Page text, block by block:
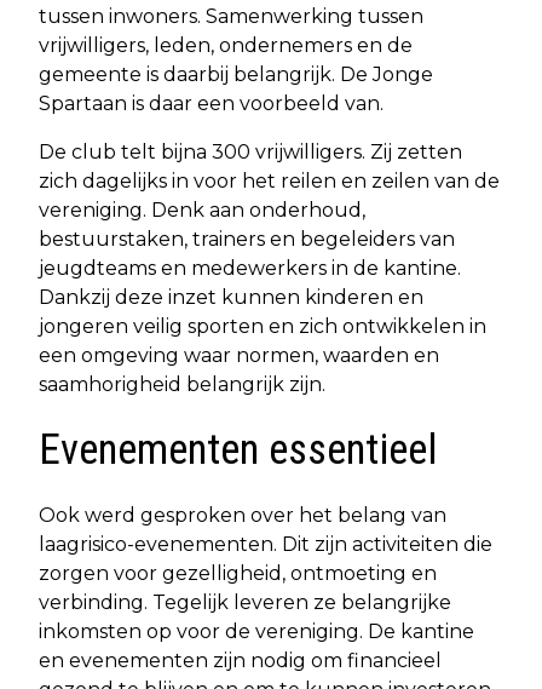
tussen inwoners. Samenwerking tussen
vrijwilligers, leden, ondernemers en de
gemeente is daarbij belangrijk. De Jonge
Spartaan is daar een voorbeeld van.
De club telt bijna 300 vrijwilligers. Zij zetten
zich dagelijks in voor het reilen en zeilen van de
vereniging. Denk aan onderhoud,
bestuurstaken, trainers en begeleiders van
jeugdteams en medewerkers in de kantine.
Dankzij deze inzet kunnen kinderen en
jongeren veilig sporten en zich ontwikkelen in
een omgeving waar normen, waarden en
saamhorigheid belangrijk zijn.
Evenementen essentieel
Ook werd gesproken over het belang van
laagrisico-evenementen. Dit zijn activiteiten die
zorgen voor gezelligheid, ontmoeting en
verbinding. Tegelijk leveren ze belangrijke
inkomsten op voor de vereniging. De kantine
en evenementen zijn nodig om financieel